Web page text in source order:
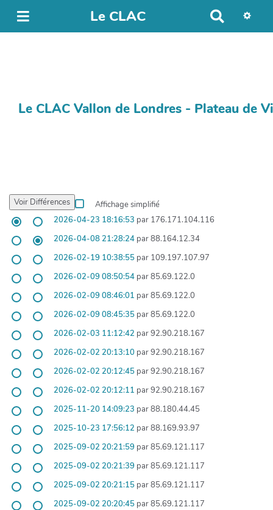
Le CLAC
Le CLAC Vallon de Londres - Plateau de
Affichage simplifié
2026-04-23 18:16:53 par 176.171.104.116
2026-04-08 21:28:24 par 88.164.12.34
2026-02-19 10:38:55 par 109.197.107.97
2026-02-09 08:50:54 par 85.69.122.0
2026-02-09 08:46:01 par 85.69.122.0
2026-02-09 08:45:35 par 85.69.122.0
2026-02-03 11:12:42 par 92.90.218.167
2026-02-02 20:13:10 par 92.90.218.167
2026-02-02 20:12:45 par 92.90.218.167
2026-02-02 20:12:11 par 92.90.218.167
2025-11-20 14:09:23 par 88.180.44.45
2025-10-23 17:56:12 par 88.169.93.97
2025-09-02 20:21:59 par 85.69.121.117
2025-09-02 20:21:39 par 85.69.121.117
2025-09-02 20:21:15 par 85.69.121.117
2025-09-02 20:20:45 par 85.69.121.117